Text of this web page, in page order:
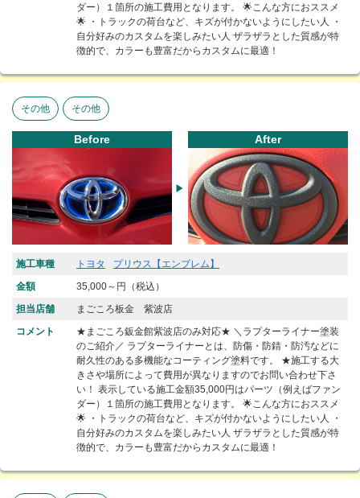
ダー）１箇所の施工費用となります。 🌟こんな方におススメ
🌟 ・トラックの荷台など、キズが付かないようにしたい人 ・
自分好みのカスタムを楽しみたい人 ザラザラとした質感が特
徴的で、カラーも豊富だからカスタムに最適！
その他 その他
Before After
施工車種 トヨタ
プリウス【エンブレム】
金額
35,000～円（税込）
担当店舗
まごころ板金 紫波店
コメント
★まごころ鈑金館紫波店のみ対応★ ＼ラプターライナー塗装
のご紹介／ ラプターライナーとは、防傷・防錆・防汚などに
耐久性のある多機能なコーティング塗料です。 ★施工する大
きさや場所によって費用が異なりますのでお問い合わせ下さ
い！ 表示している施工金額35,000円はパーツ（例えばファン
ダー）１箇所の施工費用となります。 🌟こんな方におススメ
🌟 ・トラックの荷台など、キズが付かないようにしたい人 ・
自分好みのカスタムを楽しみたい人 ザラザラとした質感が特
徴的で、カラーも豊富だからカスタムに最適！